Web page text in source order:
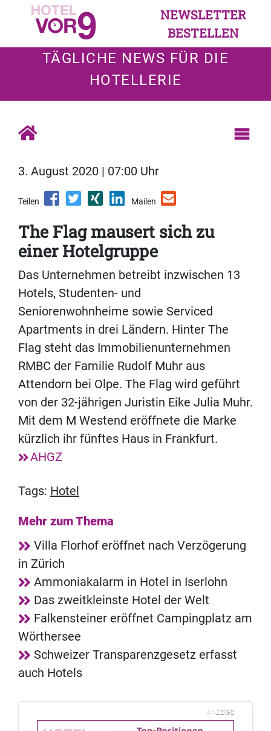
NEWSLETTER
BESTELLEN
TÄGLICHE NEWS FÜR DIE
HOTELLERIE
3. August 2020 | 07:00 Uhr
Teilen Mailen
The Flag mausert sich zu
einer Hotelgruppe
Das Unternehmen betreibt inzwischen 13
Hotels, Studenten- und
Seniorenwohnheime sowie Serviced
Apartments in drei Ländern. Hinter The
Flag steht das Immobilienunternehmen
RMBC der Familie Rudolf Muhr aus
Attendorn bei Olpe. The Flag wird geführt
von der 32-jährigen Juristin Eike Julia Muhr.
Mit dem M Westend eröffnete die Marke
kürzlich ihr fünftes Haus in Frankfurt.
AHGZ
Tags: Hotel
Mehr zum Thema
Villa Florhof eröffnet nach Verzögerung
in Zürich
Ammoniakalarm in Hotel in Iserlohn
Das zweitkleinste Hotel der Welt
Falkensteiner eröffnet Campingplatz am
Wörthersee
Schweizer Transparenzgesetz erfasst
auch Hotels
ANZEIGE